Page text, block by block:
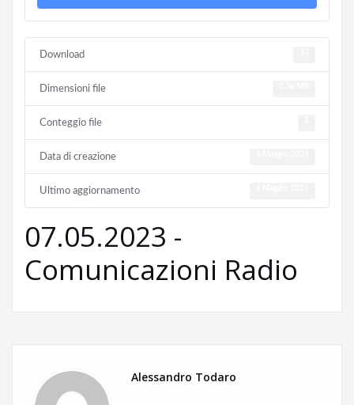
Download
Dimensioni file
Conteggio file
Data di creazione
Ultimo aggiornamento
07.05.2023 -
Comunicazioni Radio
Alessandro Todaro